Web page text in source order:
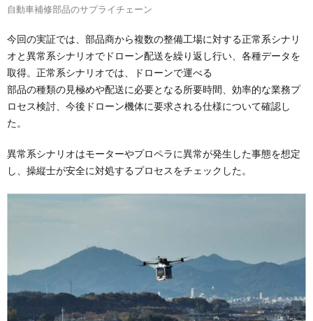
自動車補修部品のサプライチェーン
今回の実証では、部品商から複数の整備工場に対する正常系シナリ
オと異常系シナリオでドローン配送を繰り返し行い、各種データを
取得。正常系シナリオでは、ドローンで運べる
部品の種類の見極めや配送に必要となる所要時間、効率的な業務プ
ロセス検討、今後ドローン機体に要求される仕様について確認し
た。
異常系シナリオはモーターやプロペラに異常が発生した事態を想定
し、操縦士が安全に対処するプロセスをチェックした。